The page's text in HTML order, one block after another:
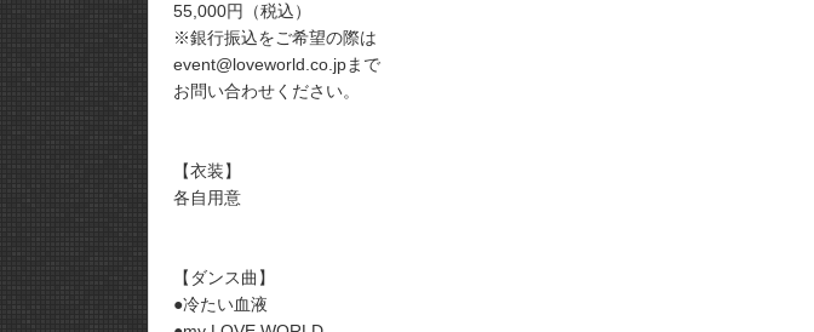
55,000円（税込）
※銀行振込をご希望の際は
event@loveworld.co.jpまで
お問い合わせください。
【衣装】
各自用意
【ダンス曲】
●冷たい血液